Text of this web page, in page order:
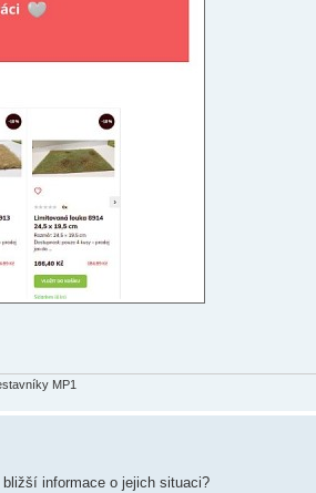
MP1
informace o jejich situaci?